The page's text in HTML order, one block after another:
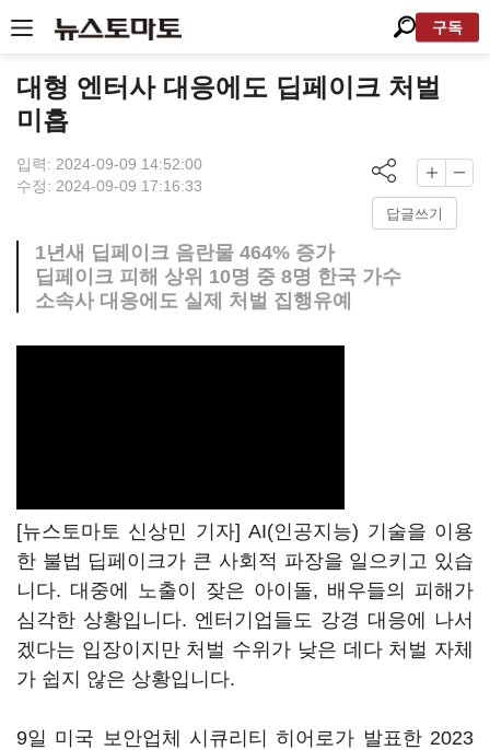
구독
대형 엔터사 대응에도 딥페이크 처벌
미흡
입력: 2024-09-09 14:52:00
수정: 2024-09-09 17:16:33
답글쓰기
1년새 딥페이크 음란물 464% 증가
딥페이크 피해 상위 10명 중 8명 한국 가수
소속사 대응에도 실제 처벌 집행유예
[뉴스토마토 신상민 기자] AI(인공지능) 기술을 이용
한 불법 딥페이크가 큰 사회적 파장을 일으키고 있습
니다. 대중에 노출이 잦은 아이돌, 배우들의 피해가
심각한 상황입니다. 엔터기업들도 강경 대응에 나서
겠다는 입장이지만 처벌 수위가 낮은 데다 처벌 자체
가 쉽지 않은 상황입니다.
9일 미국 보안업체 시큐리티 히어로가 발표한 2023